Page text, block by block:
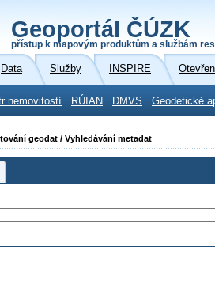
Geoportál ČÚZK
přístup k mapovým produktům a službám
Data Služby INSPIRE
nemovitostí RÚIAN DMVS Geodetické
geodat / Vyhledávání metadat